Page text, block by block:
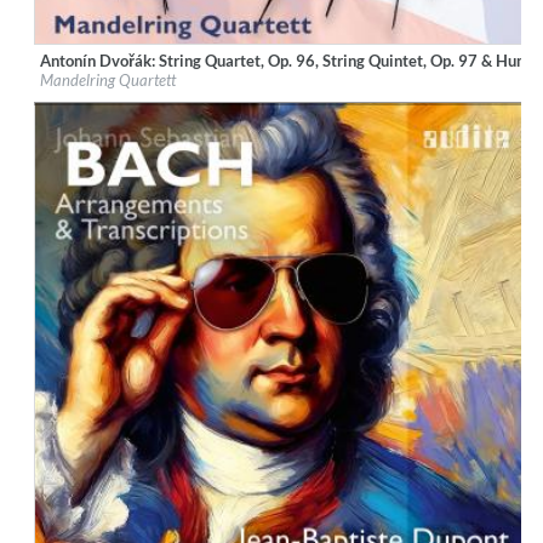
Label:audite Musikproduktion
Genre:Classical
$ 14.20
Antonín Dvořák: String Quartet, Op. 96, String Quintet, Op. 97 &
Mandelring Quartett